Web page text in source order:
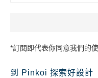
*訂閱即代表你同意我們的
到 Pinkoi 探索好設計